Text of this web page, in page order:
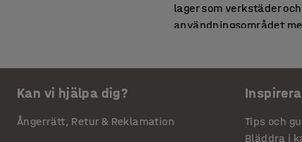
lager som verkstäder
användningsområdet
temperaturtålighet,
med utanpåliggande
design gör dem lätta
Kan vi hjälpa dig?
Ångerrätt, Retur & Reklamation
Tips och
Bläddra i